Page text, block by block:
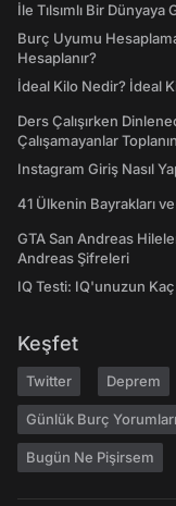
İle Tılsımlı Bir Dünyaya
Burç Uyumu
Hesaplanır?
İdeal Kilo Nedir? İdeal
Ders Çalışırken
Çalışamayanlar
Instagram Giriş Nasıl
41 Ülkenin Bayrakları
GTA San Andreas
Andreas Şifreleri
IQ Testi: IQ'unuzun
Keşfet
Twitter Deprem
Günlük Burç Yorumları
Bugün Ne Pişirsem